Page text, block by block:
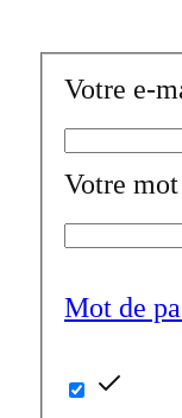
Votre e-
Votre mot
Mot de